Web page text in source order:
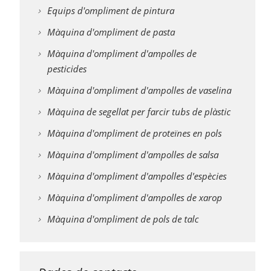
Equips d'ompliment de pintura
Màquina d'ompliment de pasta
Màquina d'ompliment d'ampolles de
pesticides
Màquina d'ompliment d'ampolles de vaselina
Màquina de segellat per farcir tubs de plàstic
Màquina d'ompliment de proteïnes en pols
Màquina d'ompliment d'ampolles de salsa
Màquina d'ompliment d'ampolles d'espècies
Màquina d'ompliment d'ampolles de xarop
Màquina d'ompliment de pols de talc